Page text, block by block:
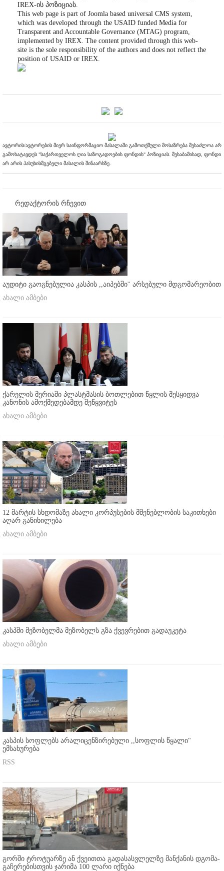
IREX-ის პოზიციას.
This web page is part of Joomla based universal CMS system,
which was developed through the USAID funded Media for
Transparent and Accountable Governance (MTAG) program,
implemented by IREX. The content provided through this web-
site is the sole responsibility of the authors and does not reflect the
position of USAID or IREX.
ავტორის/ავტორების მიერ საინფორმაციო მასალაში გამოთქმული მოსაზრება შესაძლოა არ
გამოხატავდეს "საქართველოს ღია საზოგადოების ფონდის" პოზიციას. შესაბამისად, ფონდი
არ არის პასუხისმგებელი მასალის შინაარსზე.
რედაქტორის რჩევით
აუდიტი გაოგნებულია კასპის ,,აიპებში'' არსებული მდგომარეობით
ახალი ამბები
ქარელის მერიაში პლასტმასის ბოთლებით წყლის შესყიდვა
კანონის ამოქმედებამდე შეწყვიტეს
ახალი ამბები
12 მარტის სხდომაზე ახალი კორპუსების მშენებლობის საკითხები
აღარ განიხილება
ახალი ამბები
კასპში მეზობელმა მეზობელს გზა ქვევრებით გადაუკეტა
ახალი ამბები
კასპის სოფლებს არალიცენზირებული ,,სოფლის წყალი"
ემსახურება
RSS
გორში ტროტუარზე ან ქვეითთა გადასასვლელზე მანქანის დგომა-
გაჩერებისთვის ჯარიმა 100 ლარი იქნება